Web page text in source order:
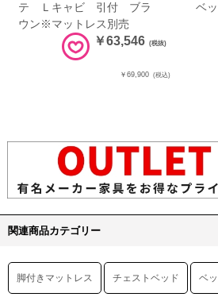
テ Ｌキャビ 引付 ブラ
ウン※マットレス別売
￥63,546 (税抜)
￥69,900 (税込)
ベ
関連商品カテゴリー
脚付きマットレス チェストベッド ベ